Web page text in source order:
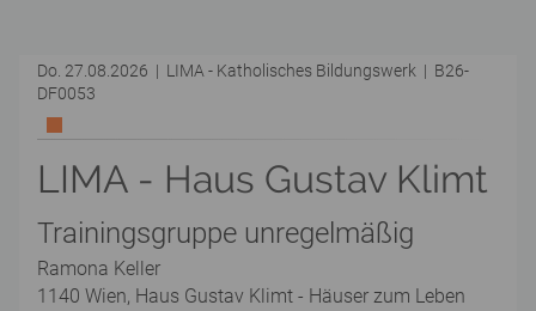
Do. 27.08.2026 | LIMA - Katholisches Bildungswerk | B26-
DF0053
LIMA - Haus Gustav Klimt
Trainingsgruppe unregelmäßig
Ramona Keller
1140 Wien, Haus Gustav Klimt - Häuser zum Leben